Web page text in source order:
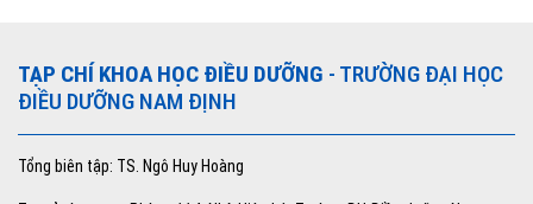
TẠP CHÍ KHOA HỌC ĐIỀU DƯỠNG - TRƯỜNG ĐẠI HỌC
ĐIỀU DƯỠNG NAM ĐỊNH
Tổng biên tập: TS. Ngô Huy Hoàng